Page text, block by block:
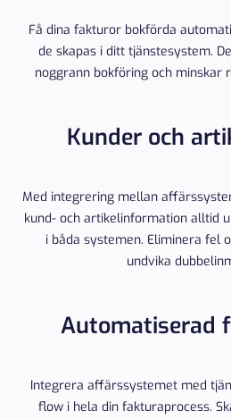
Få dina fakturor bokförda
de skapas i ditt tjänstesystem.
noggrann bokföring och minskar
Kunder och
Med integrering mellan
kund- och artikelinformation alltid
i båda systemen. Eliminera fel
undvika
Automatiserad
Integrera affärssystemet med
flow i hela din fakturaprocess.